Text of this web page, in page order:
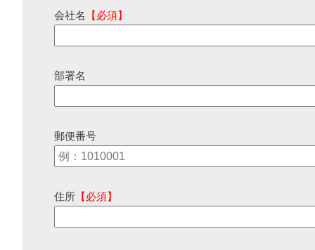
会社名 【必須】
部署名
郵便番号
住所 【必須】